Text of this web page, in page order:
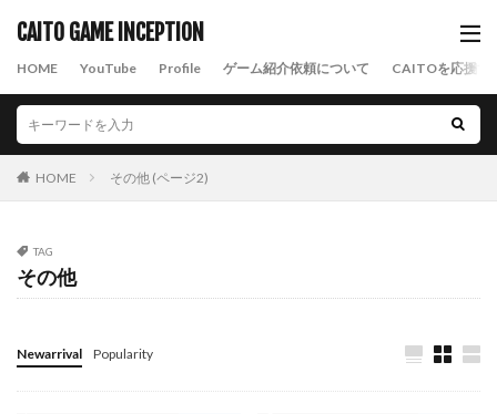
CAITO GAME INCEPTION
HOME YouTube Profile ゲーム紹介依頼について CAITOを応援す
HOME その他 (ページ2)
TAG
その他
Newarrival Popularity